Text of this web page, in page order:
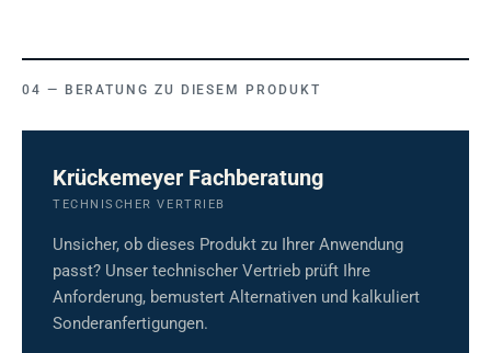
BERATUNG ZU DIESEM PRODUKT
Krückemeyer Fachberatung
TECHNISCHER VERTRIEB
Unsicher, ob dieses Produkt zu Ihrer Anwendung
passt? Unser technischer Vertrieb prüft Ihre
Anforderung, bemustert Alternativen und kalkuliert
Sonderanfertigungen.